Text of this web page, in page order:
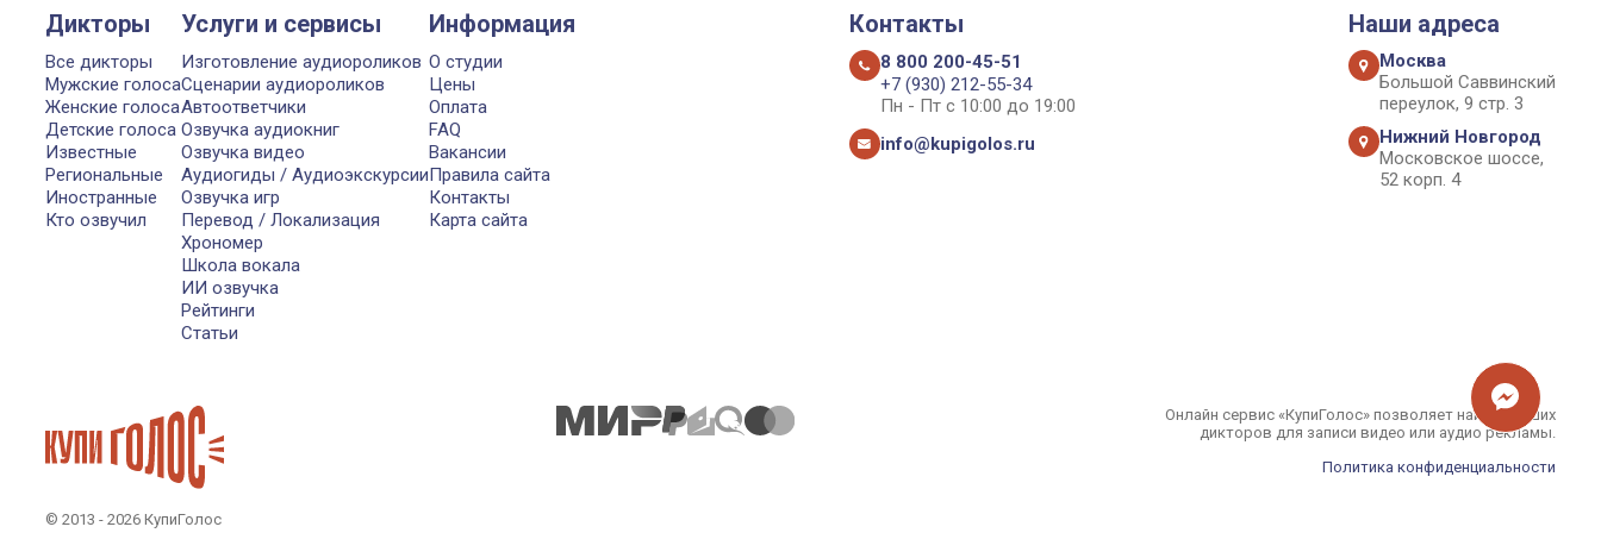
Дикторы
Все дикторы
Мужские голоса
Женские голоса
Детские голоса
Известные
Региональные
Иностранные
Кто озвучил
Услуги и сервисы
Изготовление аудиороликов
Сценарии аудиороликов
Автоответчики
Озвучка аудиокниг
Озвучка видео
Аудиогиды / Аудиоэкскурсии
Озвучка игр
Перевод / Локализация
Хрономер
Школа вокала
ИИ озвучка
Рейтинги
Статьи
Информация
О студии
Цены
Оплата
FAQ
Вакансии
Правила сайта
Контакты
Карта сайта
Контакты
8 800 200-45-51
+7 (930) 212-55-34
Пн - Пт с 10:00 до 19:00
info@kupigolos.ru
Наши адреса
Москва
Большой Саввинский
переулок, 9 стр. 3
Нижний Новгород
Московское шоссе,
52 корп. 4
© 2013 - 2026 КупиГолос
Онлайн сервис «КупиГолос» позволяет найти лучших
дикторов для записи видео или аудио рекламы.
Политика конфиденциальности